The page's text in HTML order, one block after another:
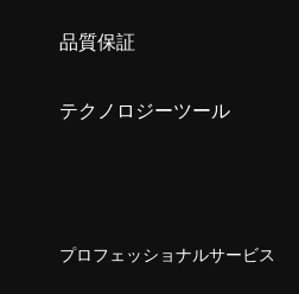
品質保証
テクノロジーツール
プロフェッショナルサービス